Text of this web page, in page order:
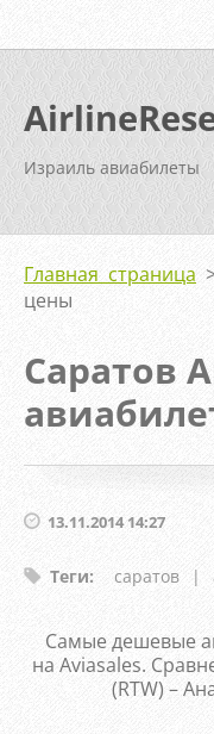
Израиль авиабилеты
Главная страница
цены
Саратов
13.11.2014 14:27
Теги: саратов |
Самые дешевые
на Aviasales.
(RTW) –